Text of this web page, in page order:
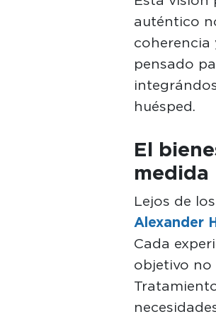
auténtico
coherencia
pensado
huésped.
El
medida
Lejos de
Alexander
Cada
objetivo no